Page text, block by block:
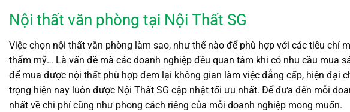
Nội thất văn phòng tại Nội Thất SG
Việc chọn nội thất văn phòng làm sao, như thế nào để phù hợp với các tiêu chí
thẩm mỹ… Là vấn đề mà các doanh nghiệp đều quan tâm khi có nhu cầu mua
để mua được nội thất phù hợp đem lại không gian làm việc đẳng cấp, hiện đại
trọng hiện nay luôn được Nội Thất SG cập nhật tối ưu nhất. Để đưa đến mỗi
nhất về chi phí cũng như phong cách riêng của mỗi doanh nghiệp mong muốn.